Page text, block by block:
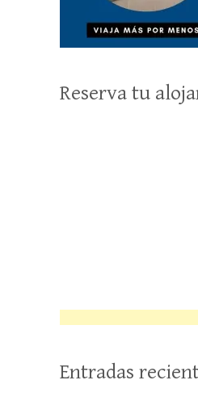
Reserva tu
Entradas